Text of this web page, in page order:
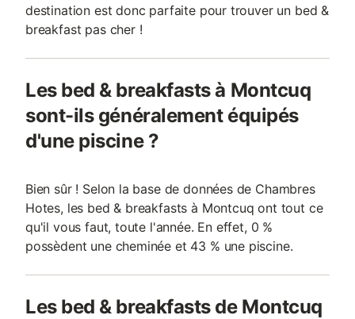
destination est donc parfaite pour trouver un bed &
breakfast pas cher !
Les bed & breakfasts à Montcuq
sont-ils généralement équipés
d'une piscine ?
Bien sûr ! Selon la base de données de Chambres
Hotes, les bed & breakfasts à Montcuq ont tout ce
qu'il vous faut, toute l'année. En effet, 0 %
possèdent une cheminée et 43 % une piscine.
Les bed & breakfasts de Montcuq